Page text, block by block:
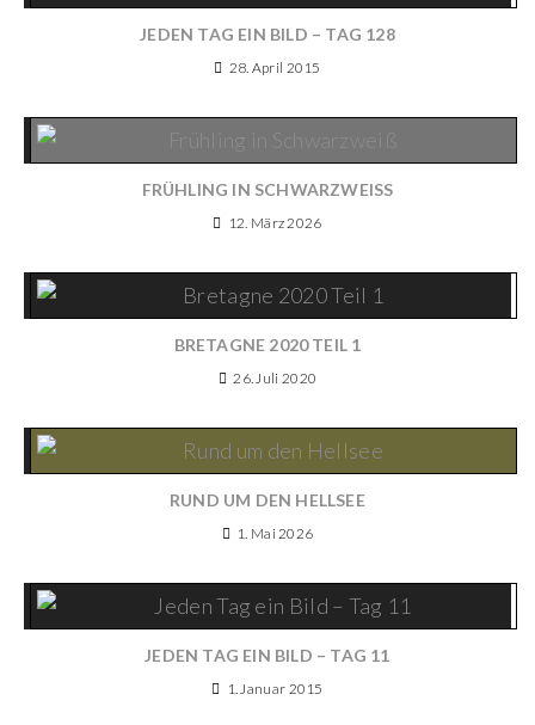
JEDEN TAG EIN BILD – TAG 128
28. April 2015
FRÜHLING IN SCHWARZWEISS
12. März 2026
BRETAGNE 2020 TEIL 1
26. Juli 2020
RUND UM DEN HELLSEE
1. Mai 2026
JEDEN TAG EIN BILD – TAG 11
1. Januar 2015